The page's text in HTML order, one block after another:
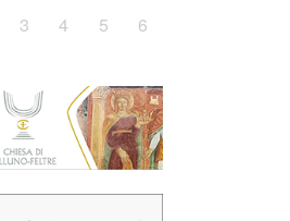
3 4 5 6